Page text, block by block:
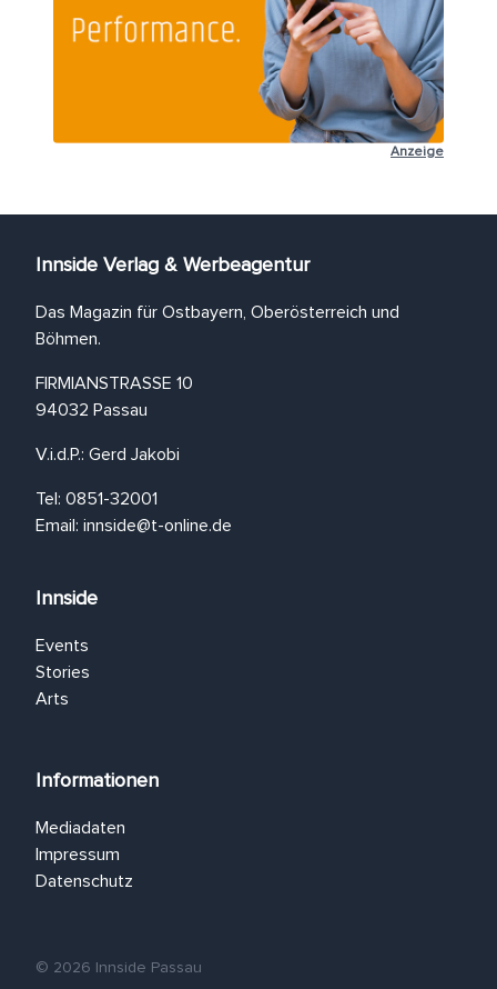
Anzeige
Innside Verlag & Werbeagentur
Das Magazin für Ostbayern, Oberösterreich und
Böhmen.
FIRMIANSTRASSE 10
94032 Passau
V.i.d.P.: Gerd Jakobi
Tel: 0851-32001
Email: innside@t-online.de
Innside
Events
Stories
Arts
Informationen
Mediadaten
Impressum
Datenschutz
© 2026 Innside Passau